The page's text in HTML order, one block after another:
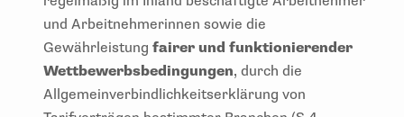
und Arbeitnehmerinnen sowie die
Gewährleistung fairer und funktionierender
Wettbewerbsbedingungen, durch die
Allgemeinverbindlichkeitserklärung von